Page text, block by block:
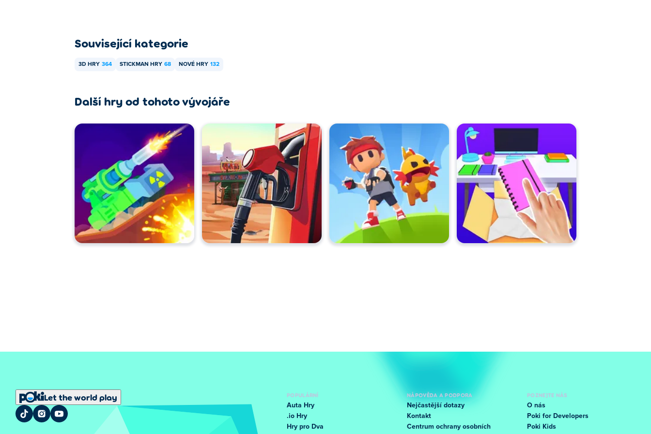
Související kategorie
3D HRY 364 STICKMAN HRY 68 NOVÉ HRY 132
Další hry od tohoto vývojáře
Let the world play
POPULÁRNÍ
Auta Hry
.io Hry
Hry pro Dva
NÁPOVĚDA A PODPORA
Nejčastější dotazy
Kontakt
Centrum ochrany osobních
POZNEJTE NÁS
O nás
Poki for Developers
Poki Kids